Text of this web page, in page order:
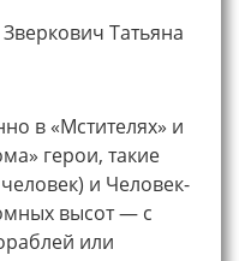
Зверкович Татьяна
в «Мстителях» и
герои, такие
и Человек-
высот — с
или